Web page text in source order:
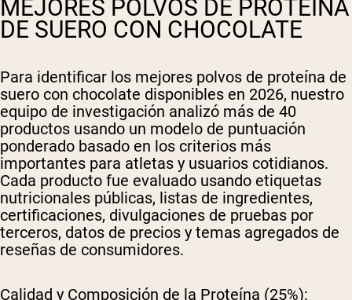
MEJORES POLVOS DE PROTEÍNA
DE SUERO CON CHOCOLATE
Para identificar los mejores polvos de proteína de
suero con chocolate disponibles en 2026, nuestro
equipo de investigación analizó más de 40
productos usando un modelo de puntuación
ponderado basado en los criterios más
importantes para atletas y usuarios cotidianos.
Cada producto fue evaluado usando etiquetas
nutricionales públicas, listas de ingredientes,
certificaciones, divulgaciones de pruebas por
terceros, datos de precios y temas agregados de
reseñas de consumidores.
Calidad y Composición de la Proteína (25%):